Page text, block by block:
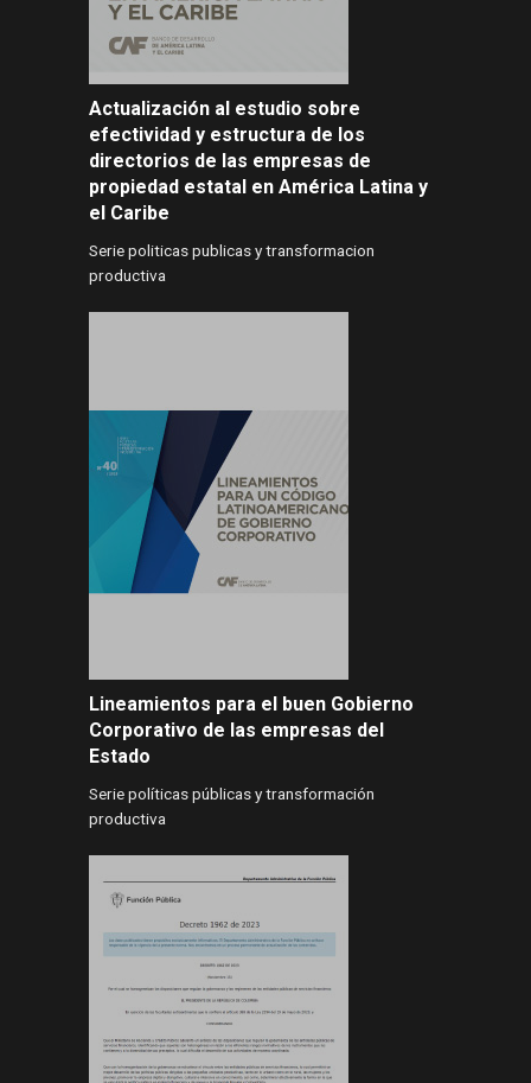
Actualización al estudio sobre
efectividad y estructura de los
directorios de las empresas de
propiedad estatal en América Latina y
el Caribe
Serie politicas publicas y transformacion
productiva
Lineamientos para el buen Gobierno
Corporativo de las empresas del
Estado
Serie políticas públicas y transformación
productiva